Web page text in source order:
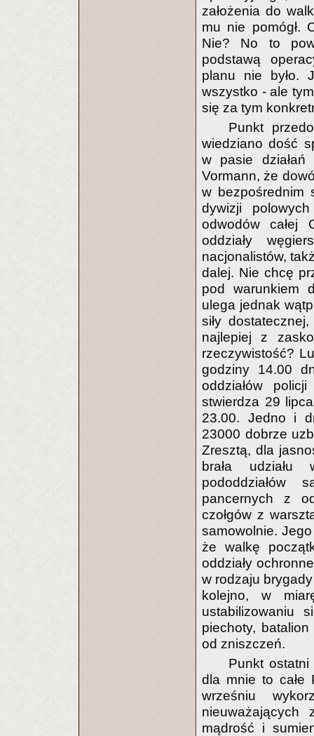
założenia do
mu nie pomógł.
Nie? No to
podstawą
planu nie było.
wszystko - ale
się za tym
Punkt
wiedziano dość
w pasie
Vormann, że
w bezpośrednim
dywizji
odwodów całej
oddziały
nacjonalistów,
dalej. Nie chcę
pod warunkiem
ulega jednak
siły
najlepiej z
rzeczywistość?
godziny 14.00
oddziałów
stwierdza 29
23.00. Jedno i
23000 dobrze
Zresztą, dla
brała udziału
pododdziałów
pancernych z
czołgów z
samowolnie.
że walkę
oddziały
w rodzaju
kolejno, w
ustabilizowaniu
piechoty,
od zniszczeń.
Punkt
dla mnie to całe
wrześniu
mądrość i